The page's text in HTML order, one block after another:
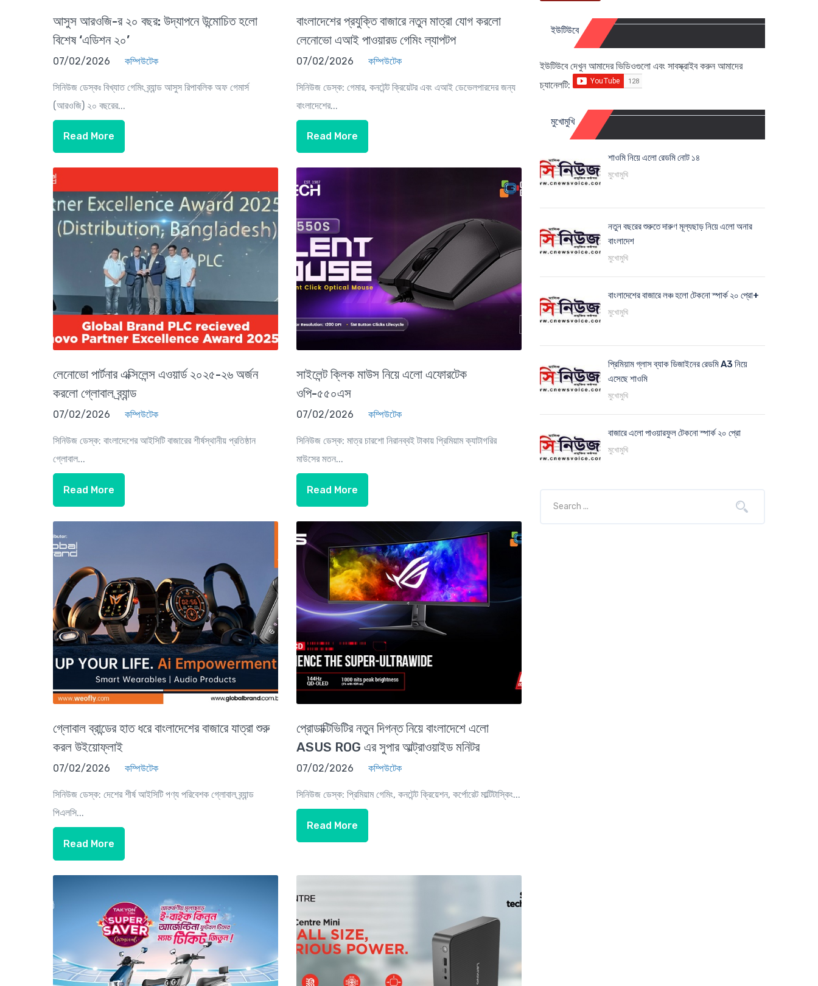
আসুস আরওজি-র ২০ বছর: উদ্যাপনে উন্মোচিত হলো
বিশেষ ‘এডিশন ২০’
07/02/2026 কম্পিউটেক
সিনিউজ ডেস্কঃ বিখ্যাত গেমিং ব্র্যান্ড আসুস রিপাবলিক অফ গেমার্স
(আরওজি) ২০ বছরের...
Read More
বাংলাদেশের প্রযুক্তি বাজারে নতুন মাত্রা যোগ করলো
লেনোভো এআই পাওয়ারড গেমিং ল্যাপটপ
07/02/2026 কম্পিউটেক
সিনিউজ ডেস্ক: গেমার, কনটেন্ট ক্রিয়েটর এবং এআই ডেভেলপারদের জন্য
বাংলাদেশের...
Read More
লেনোভো পার্টনার এক্সিলেন্স এওয়ার্ড ২০২৫-২৬ অর্জন
করলো গ্লোবাল ব্র্যান্ড
07/02/2026 কম্পিউটেক
সিনিউজ ডেস্ক: বাংলাদেশের আইসিটি বাজারের শীর্ষস্থানীয় প্রতিষ্ঠান
গ্লোবাল...
Read More
সাইলেন্ট ক্লিক মাউস নিয়ে এলো এফোরটেক
ওপি-৫৫০এস
07/02/2026 কম্পিউটেক
সিনিউজ ডেস্ক: মাত্র চারশো নিরানব্বই টাকায় প্রিমিয়াম ক্যাটাগরির
মাউসের মতন...
Read More
গ্লোবাল ব্রান্ডের হাত ধরে বাংলাদেশের বাজারে যাত্রা শুরু
করল উইয়োফ্লাই
07/02/2026 কম্পিউটেক
সিনিউজ ডেস্ক: দেশের শীর্ষ আইসিটি পণ্য পরিবেশক গ্লোবাল ব্র্যান্ড
পিএলসি...
Read More
প্রোডাক্টিভিটির নতুন দিগন্ত নিয়ে বাংলাদেশে এলো
ASUS ROG এর সুপার আল্ট্রাওয়াইড মনিটর
07/02/2026 কম্পিউটেক
সিনিউজ ডেস্ক: প্রিমিয়াম গেমিং, কনটেন্ট ক্রিয়েশন, কর্পোরেট মাল্টিটাস্কিং...
Read More
ইউটিউবে
ইউটিউবে দেখুন আমাদের ভিডিওগুলো এবং সাবস্ক্রাইব করুন আমাদের
চ্যানেলটি:
মুখোমুখি
শাওমি নিয়ে এলো রেডমি নোট ১৪
মুখোমুখি
নতুন বছরের শুরুতে দারুণ মূল্যছাড় নিয়ে এলো অনার
বাংলাদেশ
মুখোমুখি
বাংলাদেশের বাজারে লঞ্চ হলো টেকনো স্পার্ক ২০ প্রো+
মুখোমুখি
প্রিমিয়াম গ্লাস ব্যাক ডিজাইনের রেডমি A3 নিয়ে
এসেছে শাওমি
মুখোমুখি
বাজারে এলো পাওয়ারফুল টেকনো স্পার্ক ২০ প্রো
মুখোমুখি